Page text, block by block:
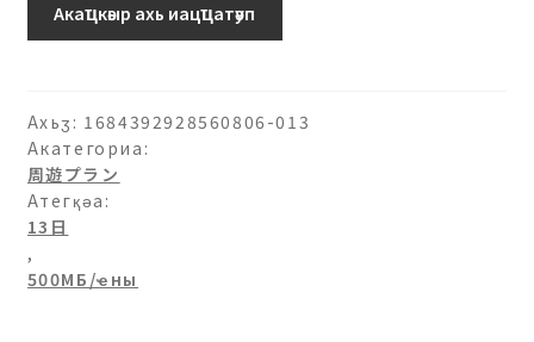
500МБ/13
Акаҵкәыр ахь иацҵатәуп
Ахьӡ: 1684392928560806-013
Акатегориа:
周遊プラン
Атегқәа:
13日
,
500МБ/ҽны